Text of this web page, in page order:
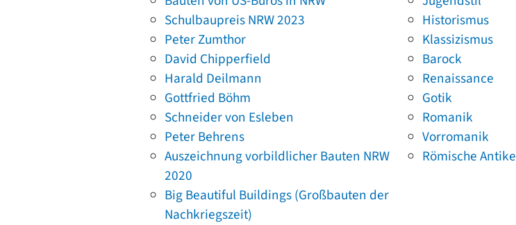
Schulbaupreis NRW 2023
Peter Zumthor
David Chipperfield
Harald Deilmann
Gottfried Böhm
Schneider von Esleben
Peter Behrens
Auszeichnung vorbildlicher Bauten NRW
2020
Big Beautiful Buildings (Großbauten der
Nachkriegszeit)
Historismus
Klassizismus
Barock
Renaissance
Gotik
Romanik
Vorromanik
Römische Antike